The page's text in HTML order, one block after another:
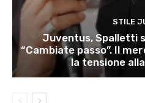
STILE
Juventus, Spalletti
“Cambiate passo”. Il
la tensione